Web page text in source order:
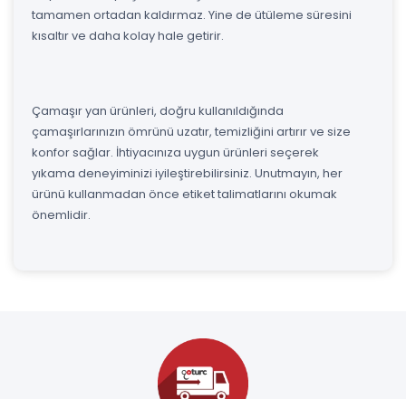
tamamen ortadan kaldırmaz. Yine de ütüleme süresini
kısaltır ve daha kolay hale getirir.
Çamaşır yan ürünleri, doğru kullanıldığında
çamaşırlarınızın ömrünü uzatır, temizliğini artırır ve size
konfor sağlar. İhtiyacınıza uygun ürünleri seçerek
yıkama deneyiminizi iyileştirebilirsiniz. Unutmayın, her
ürünü kullanmadan önce etiket talimatlarını okumak
önemlidir.